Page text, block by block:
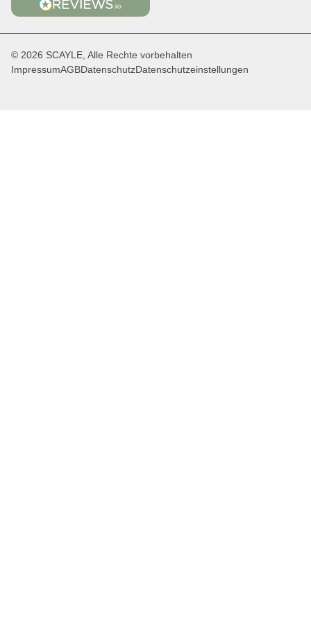
© 2026 SCAYLE, Alle Rechte vorbehalten
ImpressumAGBDatenschutzDatenschutzeinstellungen